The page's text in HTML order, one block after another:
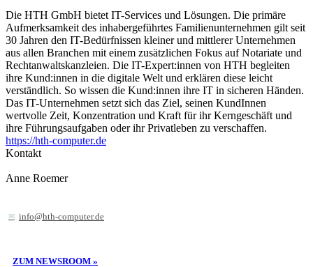
Die HTH GmbH bietet IT-Services und Lösungen. Die primäre
Aufmerksamkeit des inhabergeführtes Familienunternehmen gilt seit
30 Jahren den IT-Bedürfnissen kleiner und mittlerer Unternehmen
aus allen Branchen mit einem zusätzlichen Fokus auf Notariate und
Rechtanwaltskanzleien. Die IT-Expert:innen von HTH begleiten
ihre Kund:innen in die digitale Welt und erklären diese leicht
verständlich. So wissen die Kund:innen ihre IT in sicheren Händen.
Das IT-Unternehmen setzt sich das Ziel, seinen KundInnen
wertvolle Zeit, Konzentration und Kraft für ihr Kerngeschäft und
ihre Führungsaufgaben oder ihr Privatleben zu verschaffen.
https://hth-computer.de
Kontakt
Anne Roemer
info@hth-computer.de
ZUM NEWSROOM »